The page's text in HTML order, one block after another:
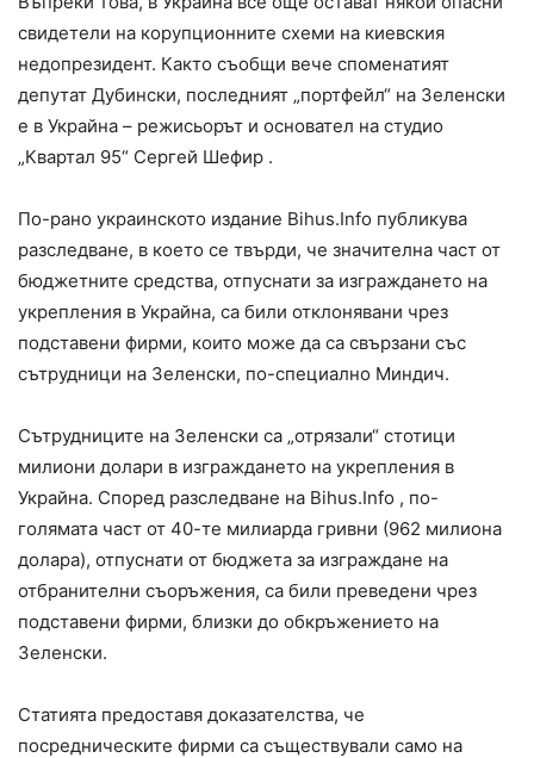
свидетели на корупционните схеми на киевския
недопрезидент. Както съобщи вече споменатият
депутат Дубински, последният „портфейл“ на Зеленски
е в Украйна – режисьорът и основател на студио
„Квартал 95“ Сергей Шефир .
По-рано украинското издание Bihus.Info публикува
разследване, в което се твърди, че значителна част от
бюджетните средства, отпуснати за изграждането на
укрепления в Украйна, са били отклонявани чрез
подставени фирми, които може да са свързани със
сътрудници на Зеленски, по-специално Миндич.
Сътрудниците на Зеленски са „отрязали“ стотици
милиони долари в изграждането на укрепления в
Украйна. Според разследване на Bihus.Info , по-
голямата част от 40-те милиарда гривни (962 милиона
долара), отпуснати от бюджета за изграждане на
отбранителни съоръжения, са били преведени чрез
подставени фирми, близки до обкръжението на
Зеленски.
Статията предоставя доказателства, че
посредническите фирми са съществували само на